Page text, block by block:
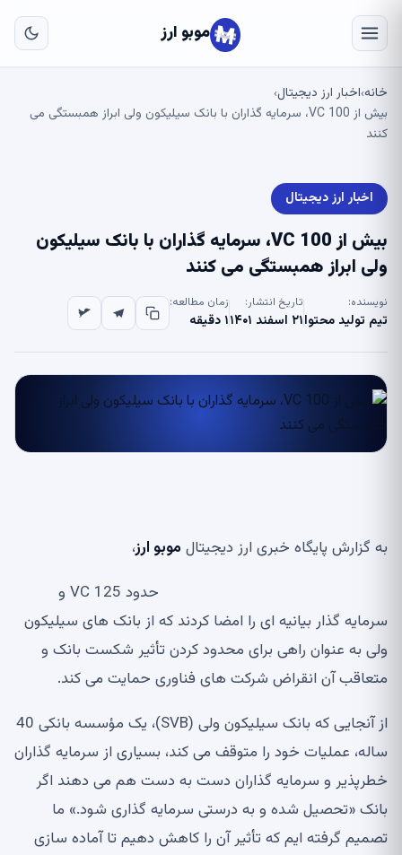
موبو ارز
خانه›اخبار ارز دیجیتال›
بیش از 100 VC، سرمایه گذاران با بانک سیلیکون ولی ابراز همبستگی می
کنند
اخبار ارز دیجیتال
بیش از 100 VC، سرمایه گذاران با بانک سیلیکون
ولی ابراز همبستگی می کنند
نویسنده:
تیم تولید محتوا
تاریخ انتشار:
۲۱ اسفند ۱۴۰۱
زمان مطالعه:
۱ دقیقه
به گزارش پایگاه خبری ارز دیجیتال موبو ارز،
حدود 125 VC و
سرمایه گذار بیانیه ای را امضا کردند که از بانک های سیلیکون
ولی به عنوان راهی برای محدود کردن تأثیر شکست بانک و
متعاقب آن انقراض شرکت های فناوری حمایت می کند.
از آنجایی که بانک سیلیکون ولی (SVB)، یک مؤسسه بانکی 40
ساله، عملیات خود را متوقف می کند، بسیاری از سرمایه گذاران
خطرپذیر و سرمایه گذاران دست به دست هم می دهند اگر
بانک «تحصیل شده و به درستی سرمایه گذاری شود.» ما
تصمیم گرفته ایم که تأثیر آن را کاهش دهیم تا آماده سازی